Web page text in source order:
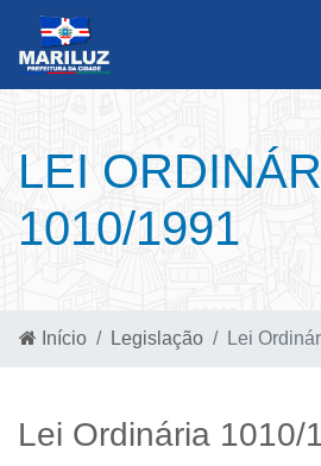
LEI
1010/1991
Início Legislação Lei
Lei Ordinária 1010/